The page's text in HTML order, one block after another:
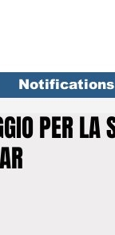
Notifications
PER LA